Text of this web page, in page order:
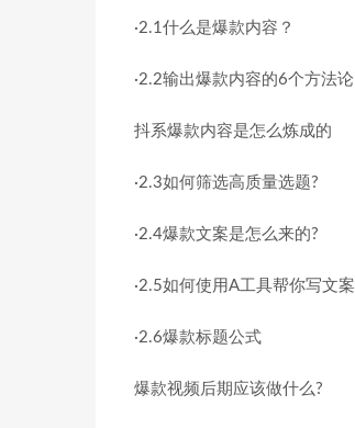
·2.1什么是爆款内容？
·2.2输出爆款内容的6个方法论
抖系爆款内容是怎么炼成的
·2.3如何筛选高质量选题?
·2.4爆款文案是怎么来的?
·2.5如何使用A工具帮你写文案
·2.6爆款标题公式
爆款视频后期应该做什么?